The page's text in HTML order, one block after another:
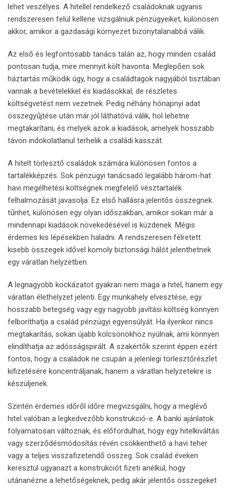
lehet veszélyes. A hitellel rendelkező családoknak ugyanis
rendszeresen felül kellene vizsgálniuk pénzügyeiket, különösen
akkor, amikor a gazdasági környezet bizonytalanabbá válik.
Az első és legfontosabb tanács talán az, hogy minden család
pontosan tudja, mire mennyit költ havonta. Meglepően sok
háztartás működik úgy, hogy a családtagok nagyjából tisztában
vannak a bevételekkel és kiadásokkal, de részletes
költségvetést nem vezetnek. Pedig néhány hónapnyi adat
összegyűjtése után már jól láthatóvá válik, hol lehetne
megtakarítani, és melyek azok a kiadások, amelyek hosszabb
távon indokolatlanul terhelik a családi kasszát.
A hitelt törlesztő családok számára különösen fontos a
tartalékképzés. Sok pénzügyi tanácsadó legalább három-hat
havi megélhetési költségnek megfelelő vésztartalék
felhalmozását javasolja. Ez első hallásra jelentős összegnek
tűnhet, különösen egy olyan időszakban, amikor sokan már a
mindennapi kiadások növekedésével is küzdenek. Mégis
érdemes kis lépésekben haladni. A rendszeresen félretett
kisebb összegek idővel komoly biztonsági hálót jelenthetnek
egy váratlan helyzetben.
A legnagyobb kockázatot gyakran nem maga a hitel, hanem egy
váratlan élethelyzet jelenti. Egy munkahely elvesztése, egy
hosszabb betegség vagy egy nagyobb javítási költség könnyen
felboríthatja a család pénzügyi egyensúlyát. Ha ilyenkor nincs
megtakarítás, sokan újabb kölcsönökhöz nyúlnak, ami könnyen
elindíthatja az adósságspirált. A szakértők szerint éppen ezért
fontos, hogy a családok ne csupán a jelenlegi törlesztőrészlet
kifizetésére koncentráljanak, hanem a váratlan helyzetekre is
készüljenek.
Szintén érdemes időről időre megvizsgálni, hogy a meglévő
hitel valóban a legkedvezőbb konstrukció-e. A banki ajánlatok
folyamatosan változnak, és előfordulhat, hogy egy hitelkiváltás
vagy szerződésmódosítás révén csökkenthető a havi teher
vagy a teljes visszafizetendő összeg. Sok család éveken
keresztül ugyanazt a konstrukciót fizeti anélkül, hogy
utánanézne a lehetőségeknek, pedig akár jelentős összegeket